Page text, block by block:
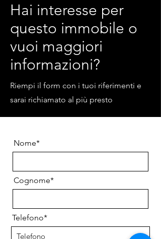
Hai interesse per
questo immobile o
vuoi maggiori
informazioni?
Riempi il form con i tuoi riferimenti e
sarai richiamato al più presto
Nome*
Cognome*
Telefono*